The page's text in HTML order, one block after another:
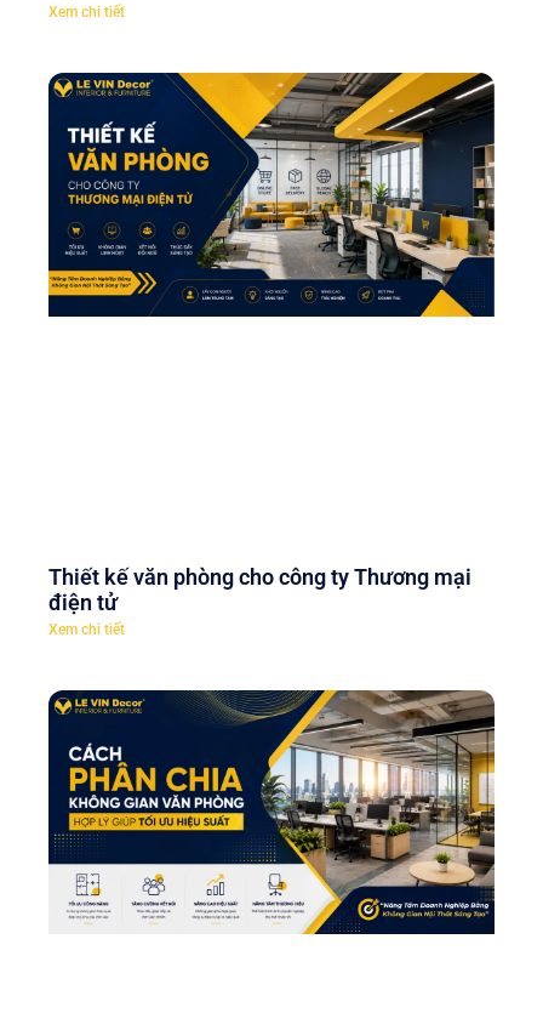
Xem chi tiết
Thiết kế văn phòng cho công ty Thương mại
điện tử
Xem chi tiết